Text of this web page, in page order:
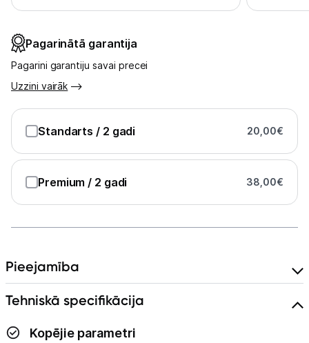
Pagarinātā garantija
Pagarini garantiju savai precei
Uzzini vairāk
Standarts / 2 gadi 20,00€
Premium / 2 gadi 38,00€
Pieejamība
Tehniskā specifikācija
Kopējie parametri